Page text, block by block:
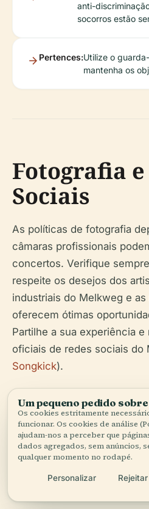
anti-
socorros estão
Pertences:Utilize o
mantenha os
Fotografia e
Sociais
As políticas de fotografia
câmaras profissionais
concertos. Verifique
respeite os desejos dos
industriais do Melkweg e
oferecem ótimas
Partilhe a sua experiência e
oficiais de redes sociais do
Songkick).
Alojamento
Próximos
Um pequeno pedido
Os cookies estritamente
funcionar. Os cookies de análise
ajudam-nos a perceber que
dados agregados, sem anúncios,
qualquer momento no rodapé.
Personalizar